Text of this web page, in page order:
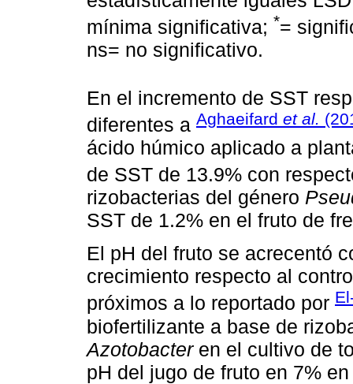
mínima significativa; *=
ns= no significativo.
En el incremento de SST
diferentes a Aghaeifard et al.
ácido húmico aplicado a
de SST de 13.9% con
rizobacterias del género
SST de 1.2% en el fruto de
El pH del fruto se acrecentó
crecimiento respecto al
próximos a lo reportado por
biofertilizante a base de
Azotobacteren el cultivo de
pH del jugo de fruto en 7%